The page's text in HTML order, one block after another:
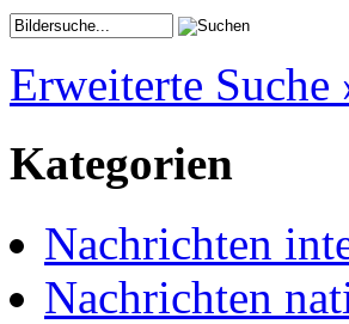
Erweiterte Suche
Kategorien
Nachrichten
Nachrichten